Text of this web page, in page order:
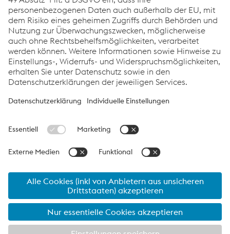
Links
Standorte
Produkte
Kontakt
Information für Suppliers
Datenschutz
Sprache
voestalpine Aktie - Letzter Kurs:46.14€ (-0.98€-2.08
07.08.2026 17:35:13MEZ Wiener Börse